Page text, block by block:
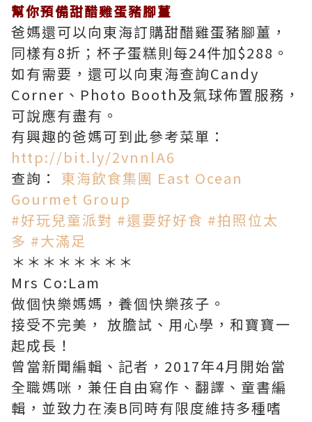
幫你預備甜醋雞蛋豬腳薑
爸媽還可以向東海訂購甜醋雞蛋豬腳薑，
同樣有8折；杯子蛋糕則每24件加$288。
如有需要，還可以向東海查詢Candy
Corner、Photo Booth及氣球佈置服務，
可說應有盡有。
有興趣的爸媽可到此參考菜單：
http://bit.ly/2vnnlA6
查詢： 東海飲食集團 East Ocean
Gourmet Group
#好玩兒童派對 #還要好好食 #拍照位太
多 #大滿足
＊＊＊＊＊＊＊＊
Mrs Co:Lam
做個快樂媽媽，養個快樂孩子。
接受不完美， 放膽試、用心學，和寶寶一
起成長！
曾當新聞編輯、記者，2017年4月開始當
全職媽咪，兼任自由寫作、翻譯、童書編
輯，並致力在湊B同時有限度維持多種嗜